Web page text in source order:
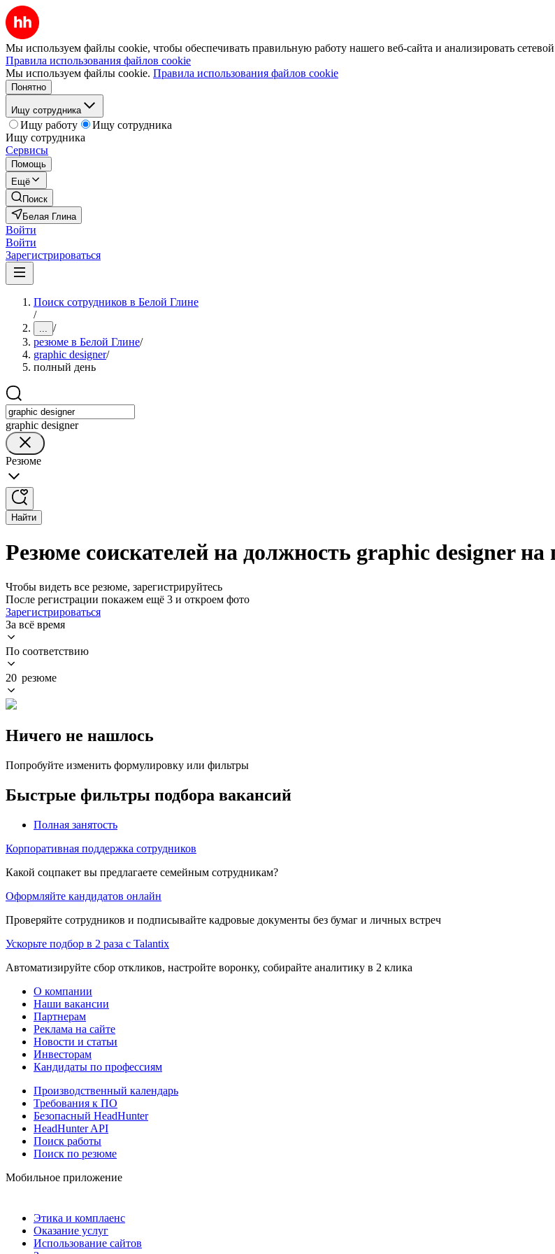
Мы используем файлы cookie, чтобы обеспечивать правильную работу нашего веб-сайта и анализировать
Правила использования файлов cookie
Мы используем файлы cookie. Правила использования файлов cookie
Понятно
Ищу сотрудника
Ищу работу
Ищу сотрудника
Ищу сотрудника
Сервисы
Помощь
Ещё
Поиск
Белая Глина
Войти
Войти
Зарегистрироваться
Поиск сотрудников в Белой Глине
/
... /
резюме в Белой Глине/
graphic designer/
полный день
graphic designer
Резюме
Найти
Резюме соискателей на должность graphic designer
Чтобы видеть все резюме, зарегистрируйтесь
После регистрации покажем ещё 3 и откроем фото
Зарегистрироваться
За всё время
По соответствию
20 резюме
Ничего не нашлось
Попробуйте изменить формулировку или фильтры
Быстрые фильтры подбора вакансий
Полная занятость
Корпоративная поддержка сотрудников
Какой соцпакет вы предлагаете семейным сотрудникам?
Оформляйте кандидатов онлайн
Проверяйте сотрудников и подписывайте кадровые документы без бумаг и личных встреч
Ускорьте подбор в 2 раза с Talantix
Автоматизируйте сбор откликов, настройте воронку, собирайте аналитику в 2 клика
О компании
Наши вакансии
Партнерам
Реклама на сайте
Новости и статьи
Инвесторам
Кандидаты по профессиям
Производственный календарь
Требования к ПО
Безопасный HeadHunter
HeadHunter API
Поиск работы
Поиск по резюме
Мобильное приложение
Этика и комплаенс
Оказание услуг
Использование сайтов